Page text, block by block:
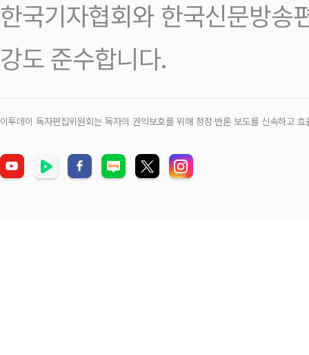
한국기자협회와 한국신문방송
강도 준수합니다.
이투데이 독자편집위원회는 독자의 권익보호를 위해 정정‧반론 보도를 신속하고